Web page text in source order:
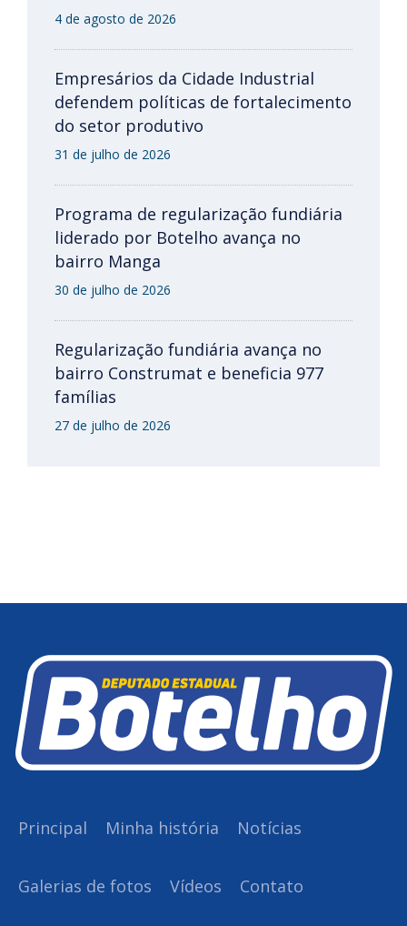
4 de agosto de 2026
Empresários da Cidade Industrial
defendem políticas de fortalecimento
do setor produtivo
31 de julho de 2026
Programa de regularização fundiária
liderado por Botelho avança no
bairro Manga
30 de julho de 2026
Regularização fundiária avança no
bairro Construmat e beneficia 977
famílias
27 de julho de 2026
Principal Minha história Notícias
Galerias de fotos Vídeos Contato